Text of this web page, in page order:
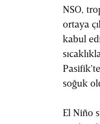
NSO,
ortaya
kabul
soğuk
El Niño